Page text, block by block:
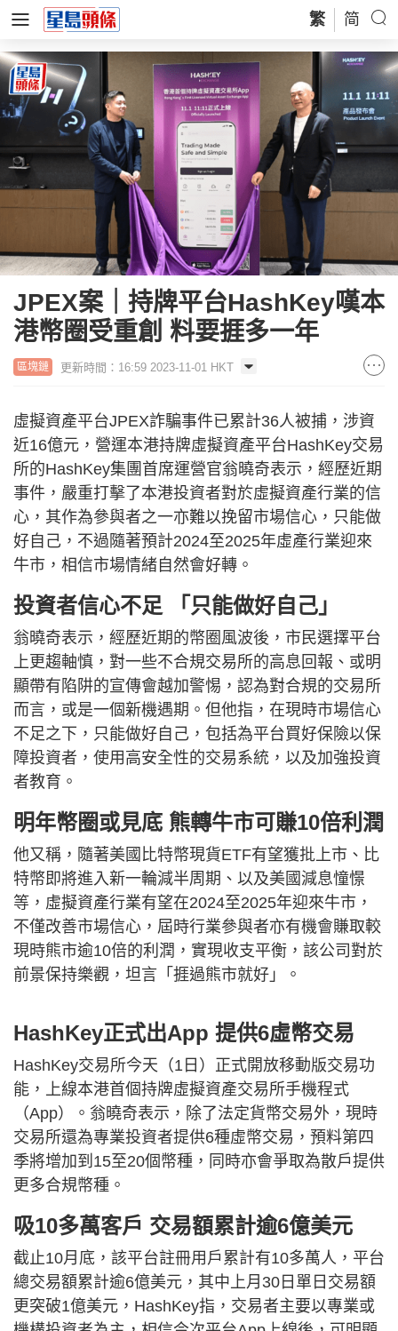
繁 简
JPEX案｜持牌平台HashKey嘆本
港幣圈受重創 料要捱多一年
區塊鏈 更新時間：16:59 2023-11-01 HKT
虛擬資產平台JPEX詐騙事件已累計36人被捕，涉資
近16億元，營運本港持牌虛擬資產平台HashKey交易
所的HashKey集團首席運營官翁曉奇表示，經歷近期
事件，嚴重打擊了本港投資者對於虛擬資產行業的信
心，其作為參與者之一亦難以挽留市場信心，只能做
好自己，不過隨著預計2024至2025年虛產行業迎來
牛市，相信市場情緒自然會好轉。
投資者信心不足 「只能做好自己」
翁曉奇表示，經歷近期的幣圈風波後，市民選擇平台
上更趨軸慎，對一些不合規交易所的高息回報、或明
顯帶有陷阱的宣傳會越加警惕，認為對合規的交易所
而言，或是一個新機遇期。但他指，在現時市場信心
不足之下，只能做好自己，包括為平台買好保險以保
障投資者，使用高安全性的交易系統，以及加強投資
者教育。
明年幣圈或見底 熊轉牛市可賺10倍利潤
他又稱，隨著美國比特幣現貨ETF有望獲批上市、比
特幣即將進入新一輪減半周期、以及美國減息憧憬
等，虛擬資產行業有望在2024至2025年迎來牛市，
不僅改善市場信心，屆時行業參與者亦有機會賺取較
現時熊市逾10倍的利潤，實現收支平衡，該公司對於
前景保持樂觀，坦言「捱過熊市就好」。
HashKey正式出App 提供6虛幣交易
HashKey交易所今天（1日）正式開放移動版交易功
能，上線本港首個持牌虛擬資產交易所手機程式
（App）。翁曉奇表示，除了法定貨幣交易外，現時
交易所還為專業投資者提供6種虛幣交易，預料第四
季將增加到15至20個幣種，同時亦會爭取為散戶提供
更多合規幣種。
吸10多萬客戶 交易額累計逾6億美元
截止10月底，該平台註冊用戶累計有10多萬人，平台
總交易額累計逾6億美元，其中上月30日單日交易額
更突破1億美元，HashKey指，交易者主要以專業或